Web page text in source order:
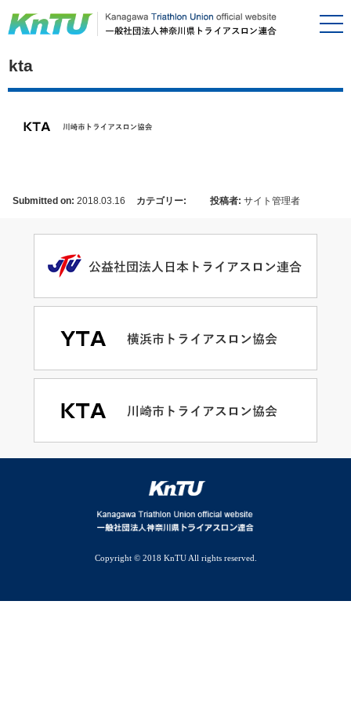
kta
Submitted on: 2018.03.16 カテゴリー: 投稿者: サイト管理者
Copyright © 2018 KnTU All rights reserved.